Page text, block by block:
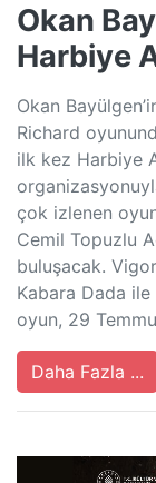
Okan
Harbiye
Okan
Richard
ilk kez Harbiye
çok izlenen
Cemil Topuzlu
buluşacak.
Kabara Dada
oyun, 29
Daha Fazla ...